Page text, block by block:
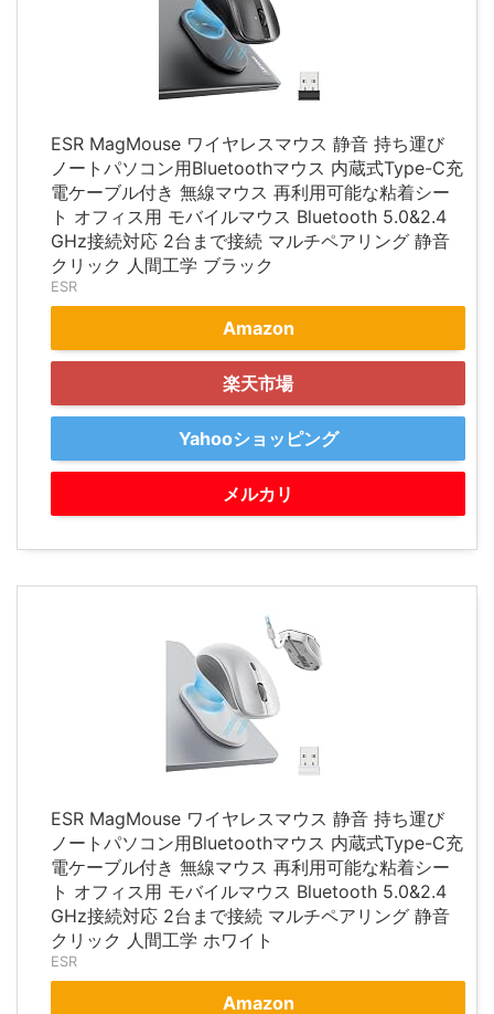
ESR MagMouse ワイヤレスマウス 静音 持ち運び
ノートパソコン用Bluetoothマウス 内蔵式Type-C充
電ケーブル付き 無線マウス 再利用可能な粘着シー
ト オフィス用 モバイルマウス Bluetooth 5.0&2.4
GHz接続対応 2台まで接続 マルチペアリング 静音
クリック 人間工学 ブラック
ESR
Amazon
楽天市場
Yahooショッピング
メルカリ
ESR MagMouse ワイヤレスマウス 静音 持ち運び
ノートパソコン用Bluetoothマウス 内蔵式Type-C充
電ケーブル付き 無線マウス 再利用可能な粘着シー
ト オフィス用 モバイルマウス Bluetooth 5.0&2.4
GHz接続対応 2台まで接続 マルチペアリング 静音
クリック 人間工学 ホワイト
ESR
Amazon